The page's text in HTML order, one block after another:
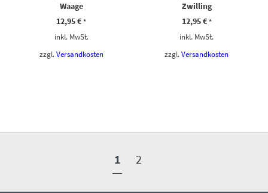
Waage
12,95€ *
inkl. MwSt.
zzgl. Versandkosten
Zwilling
12,95€ *
inkl. MwSt.
zzgl.Versandkosten
1 2